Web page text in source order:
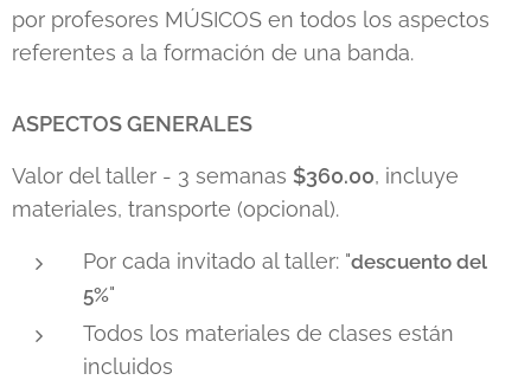
por profesores MÚSICOS en todos los aspectos
referentes a la formación de una banda.
ASPECTOS GENERALES
Valor del taller - 3 semanas $360.00, incluye
materiales, transporte (opcional).
Por cada invitado al taller: "descuento del
5%"
Todos los materiales de clases están
incluidos